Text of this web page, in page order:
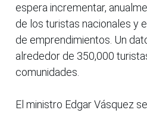
espera incrementar,
de los turistas nacionales y
de emprendimientos. Un
alrededor de 350,000
comunidades.
El ministro Edgar Vásquez